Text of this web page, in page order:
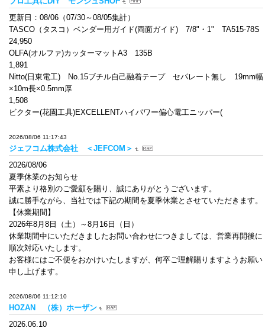
更新日：08/06（07/30～08/05集計）
TASCO（タスコ）ベンダー用ガイド(両面ガイド) 7/8"・1" TA515-78S
24,950
OLFA(オルファ)カッターマットA3 135B
1,891
Nitto(日東電工) No.15ブチル自己融着テープ セパレート無し 19mm幅
×10m長×0.5mm厚
1,508
ビクター(花園工具)EXCELLENTハイパワー偏心電工ニッパー(
2026/08/06 11:17:43
ジェフコム株式会社 ＜JEFCOM＞
2026/08/06
夏季休業のお知らせ
平素より格別のご愛顧を賜り、誠にありがとうございます。
誠に勝手ながら、当社では下記の期間を夏季休業とさせていただきます。
【休業期間】
2026年8月8日（土）～8月16日（日）
休業期間中にいただきましたお問い合わせにつきましては、営業再開後に
順次対応いたします。
お客様にはご不便をおかけいたしますが、何卒ご理解賜りますようお願い
申し上げます。
2026/08/06 11:12:10
HOZAN （株）ホーザン
2026.06.10